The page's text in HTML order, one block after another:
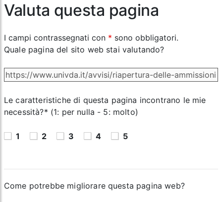
Valuta questa pagina
I campi contrassegnati con * sono obbligatori.
Quale pagina del sito web stai valutando?
Le caratteristiche di questa pagina incontrano le mie
necessità?* (1: per nulla - 5: molto)
1 2 3 4 5
Come potrebbe migliorare questa pagina web?